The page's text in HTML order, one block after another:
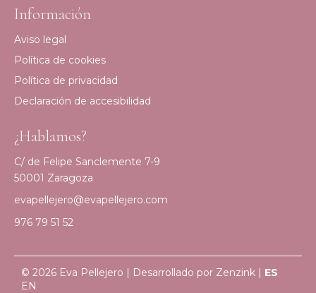
Información
Aviso legal
Política de cookies
Política de privacidad
Declaración de accesibilidad
¿Hablamos?
C/ de Felipe Sanclemente 7-9
50001 Zaragoza
evapellejero@evapellejero.com
976 79 51 52
© 2026 Eva Pellejero | Desarrollado por Zenzink | ES
EN